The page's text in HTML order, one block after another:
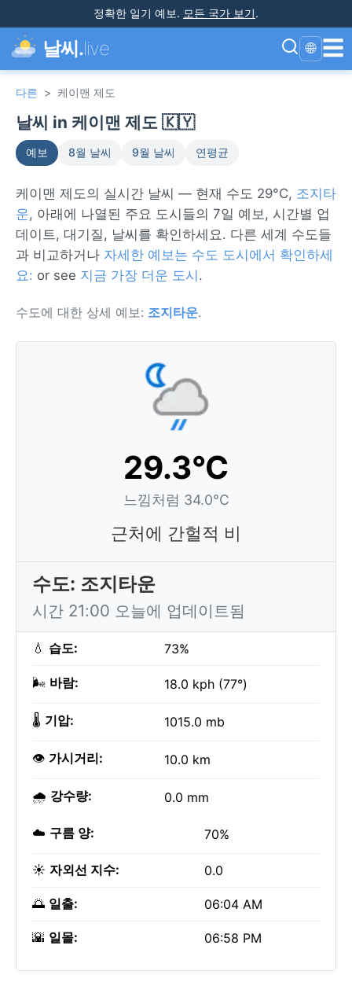
정확한 일기 예보. 모든 국가 보기.
날씨.live 🌐 ☰
다른 > 케이맨 제도
날씨 in 케이맨 제도 🇰🇾
예보 8월 날씨 9월 날씨 연평균
케이맨 제도의 실시간 날씨 — 현재 수도 29°C, 조지타
운, 아래에 나열된 주요 도시들의 7일 예보, 시간별 업
데이트, 대기질, 날씨를 확인하세요. 다른 세계 수도들
과 비교하거나 자세한 예보는 수도 도시에서 확인하세
요: or see 지금 가장 더운 도시 .
수도에 대한 상세 예보: 조지타운.
29.3°C
느낌처럼 34.0°C
근처에 간헐적 비
수도: 조지타운
시간 21:00 오늘에 업데이트됨
💧 습도: 73%
🌬️ 바람: 18.0 kph (77°)
🌡️ 기압: 1015.0 mb
👁️ 가시거리: 10.0 km
🌧️ 강수량: 0.0 mm
☁️ 구름 양: 70%
☀️ 자외선 지수: 0.0
🌅 일출: 06:04 AM
🌇 일몰: 06:58 PM